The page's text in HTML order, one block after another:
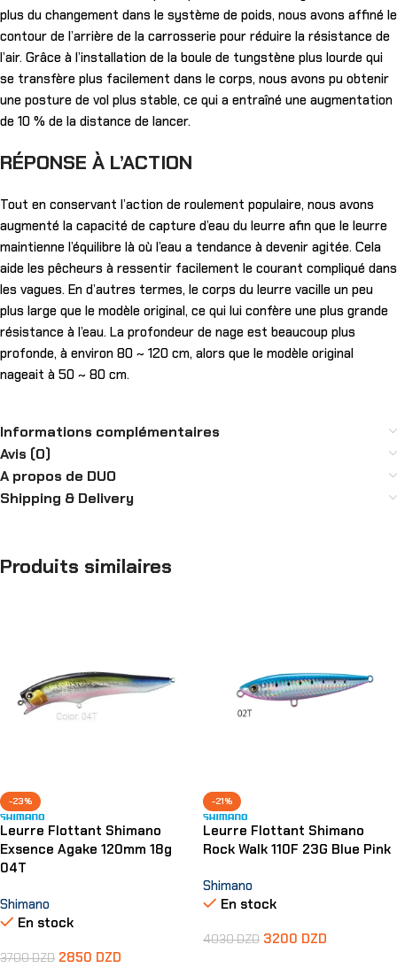
plus du changement dans le système de poids, nous avons affiné le
contour de l’arrière de la carrosserie pour réduire la résistance de
l’air. Grâce à l’installation de la boule de tungstène plus lourde qui
se transfère plus facilement dans le corps, nous avons pu obtenir
une posture de vol plus stable, ce qui a entraîné une augmentation
de 10 % de la distance de lancer.
RÉPONSE À L’ACTION
Tout en conservant l’action de roulement populaire, nous avons
augmenté la capacité de capture d’eau du leurre afin que le leurre
maintienne l’équilibre là où l’eau a tendance à devenir agitée. Cela
aide les pêcheurs à ressentir facilement le courant compliqué dans
les vagues. En d’autres termes, le corps du leurre vacille un peu
plus large que le modèle original, ce qui lui confère une plus grande
résistance à l’eau. La profondeur de nage est beaucoup plus
profonde, à environ 80 ~ 120 cm, alors que le modèle original
nageait à 50 ~ 80 cm.
Informations complémentaires
Avis (0)
A propos de DUO
Shipping & Delivery
Produits similaires
-23%
Leurre Flottant Shimano
Exsence Agake 120mm 18g
04T
Shimano
En stock
3700DZD 2850 DZD
-21%
Leurre Flottant Shimano
Rock Walk 110F 23G Blue Pink
Shimano
En stock
4030DZD 3200 DZD